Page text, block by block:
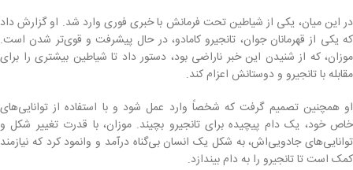
در این میان، یکی از شیاطین تحت فرمانش با خبری فوری وارد شد. او گزارش داد
که یکی از قهرمانان جوان، تانجیرو کامادو، در حال پیشرفت و قوی‌تر شدن است.
موزان، که از شنیدن این خبر ناراضی بود، دستور داد تا شیاطین بیشتری را برای
مقابله با تانجیرو و دوستانش اعزام کند.
او همچنین تصمیم گرفت که شخصاً وارد عمل شود و با استفاده از توانایی‌های
خاص خود، یک دام پیچیده برای تانجیرو بچیند. موزان، با قدرت تغییر شکل و
توانایی‌های جادویی‌اش، به شکل یک انسان بی‌گناه درآمد و وانمود کرد که نیازمند
کمک است تا تانجیرو را به دام بیندازد.